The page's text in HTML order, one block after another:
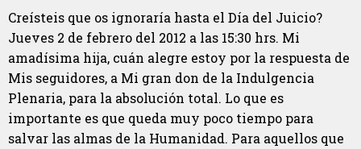
Creísteis que os ignoraría hasta el Día del Juicio?
Jueves 2 de febrero del 2012 a las 15:30 hrs. Mi
amadísima hija, cuán alegre estoy por la respuesta de
Mis seguidores, a Mi gran don de la Indulgencia
Plenaria, para la absolución total. Lo que es
importante es que queda muy poco tiempo para
salvar las almas de la Humanidad. Para aquellos que